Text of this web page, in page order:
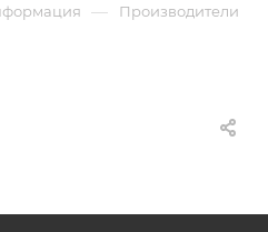
— Производители